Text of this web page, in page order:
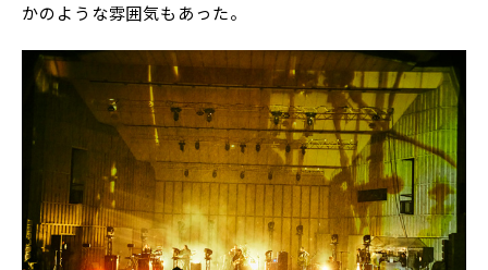
かのような雰囲気もあった。